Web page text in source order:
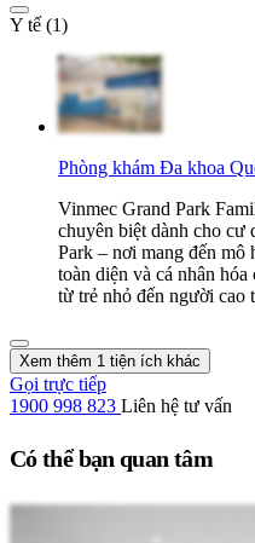
Y tế (1)
Phòng khám Đa khoa
Vinmec Grand Park
chuyên biệt dành cho cư
Park – nơi mang đến mô
toàn diện và cá nhân
từ trẻ nhỏ đến người cao
Xem thêm 1 tiện ích khác
Gọi trực tiếp
1900 998 823 Liên hệ tư vấn
Có thể bạn quan tâm